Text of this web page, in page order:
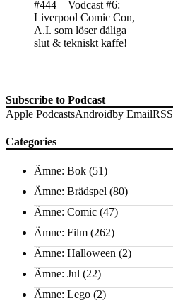
#444 – Vodcast #6:
Liverpool Comic Con,
A.I. som löser dåliga
slut & tekniskt kaffe!
Subscribe to Podcast
Apple PodcastsAndroidby EmailRSS
Categories
Ämne: Bok (51)
Ämne: Brädspel (80)
Ämne: Comic (47)
Ämne: Film (262)
Ämne: Halloween (2)
Ämne: Jul (22)
Ämne: Lego (2)